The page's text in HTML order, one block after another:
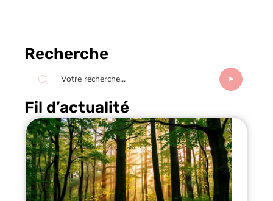
Recherche
Fil d’actualité